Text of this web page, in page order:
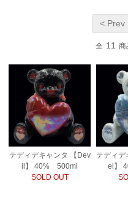
< Prev
全 11 商
テディデキャンタ 【Dev
il】 40% 500ml
SOLD OUT
テディデ
el】